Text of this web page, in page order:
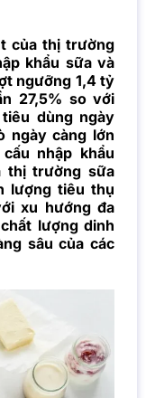
của thị trường
khẩu sữa và
ngưỡng 1,4 tỷ
27,5% so với
dùng ngày
ngày càng lớn
nhập khẩu
thị trường sữa
lượng tiêu thụ
xu hướng đa
lượng dinh
sâu của các